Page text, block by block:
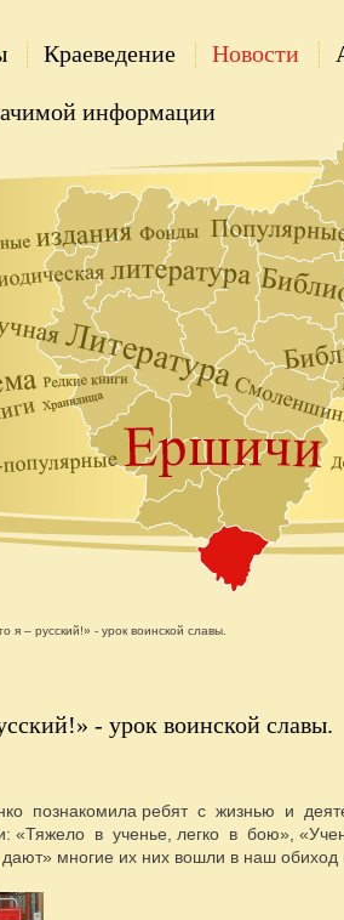
Краеведение Новости
информации
я – русский!» - урок воинской славы.
- урок воинской славы.
познакомила ребят с жизнью и
в ученье, легко в бою»,
многие их них вошли в наш обиход